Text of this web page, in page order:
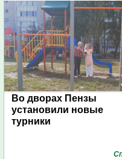
Во дворах Пензы
установили новые
турники